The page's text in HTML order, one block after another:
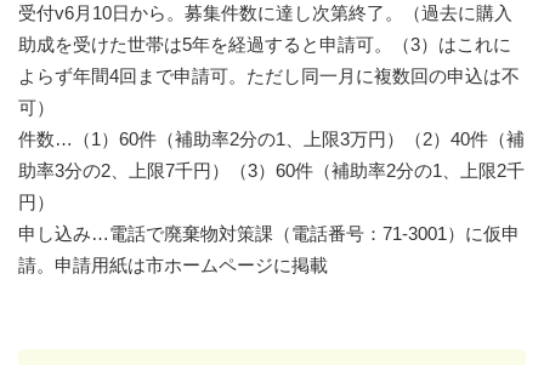
受付v6月10日から。募集件数に達し次第終了。（過去に購入
助成を受けた世帯は5年を経過すると申請可。（3）はこれに
よらず年間4回まで申請可。ただし同一月に複数回の申込は不
可）
件数…（1）60件（補助率2分の1、上限3万円）（2）40件（補
助率3分の2、上限7千円）（3）60件（補助率2分の1、上限2千
円）
申し込み…電話で廃棄物対策課（電話番号：71-3001）に仮申
請。申請用紙は市ホームページに掲載